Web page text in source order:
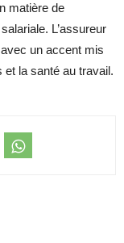
matière de
L’assureur
un accent mis
et la santé au travail.